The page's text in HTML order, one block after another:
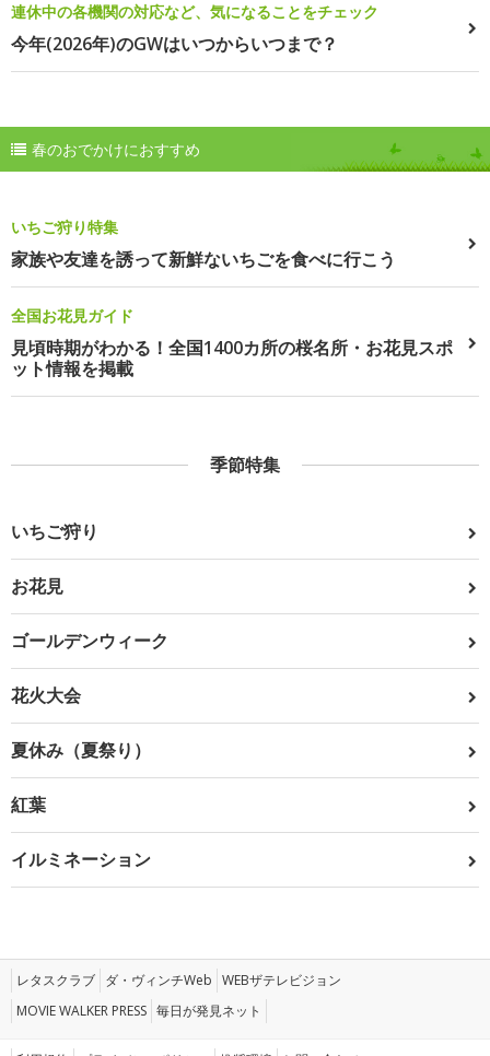
連休中の各機関の対応など、気になることをチェック
今年(2026年)のGWはいつからいつまで？
春のおでかけにおすすめ
いちご狩り特集
家族や友達を誘って新鮮ないちごを食べに行こう
全国お花見ガイド
見頃時期がわかる！全国1400カ所の桜名所・お花見スポ
ット情報を掲載
季節特集
いちご狩り
お花見
ゴールデンウィーク
花火大会
夏休み（夏祭り）
紅葉
イルミネーション
レタスクラブ ダ・ヴィンチWeb WEBザテレビジョン
MOVIE WALKER PRESS 毎日が発見ネット